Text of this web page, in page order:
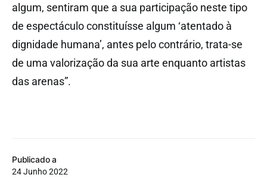
Publicado a
24 Junho 2022
algum, sentiram que a sua participação neste tipo
de espectáculo constituísse algum ‘atentado à
dignidade humana’, antes pelo contrário, trata-se
de uma valorização da sua arte enquanto artistas
das arenas”.